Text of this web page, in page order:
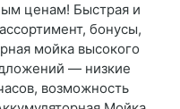
ценам! Быстрая и
бонусы,
мойка высокого
— низкие
возможность